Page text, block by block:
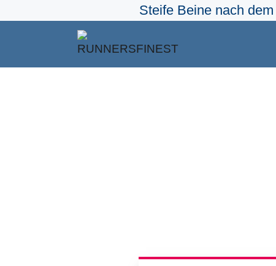
Steife Beine nach
springen